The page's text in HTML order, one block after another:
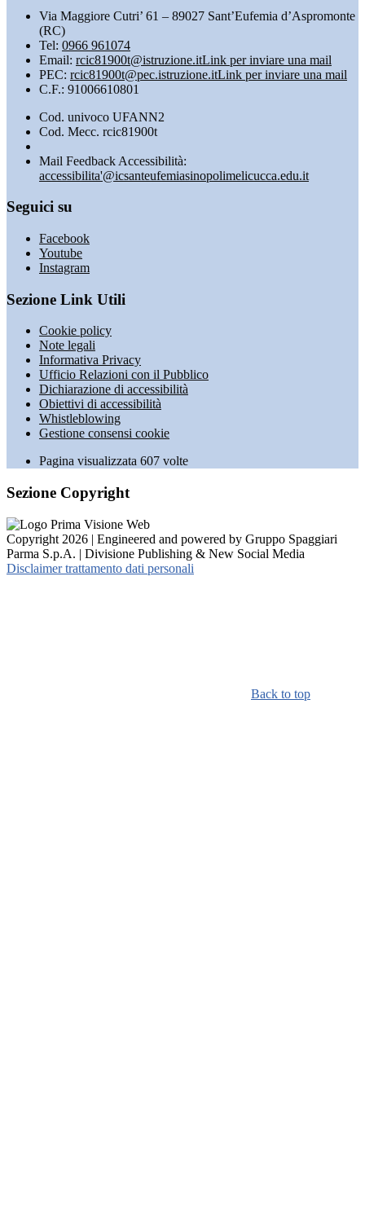
Via Maggiore Cutri’ 61 – 89027 Sant’Eufemia d’Aspromonte
(RC)
Tel: 0966 961074
Email: rcic81900t@istruzione.itLink per inviare una mail
PEC: rcic81900t@pec.istruzione.itLink per inviare una mail
C.F.: 91006610801
Cod. univoco UFANN2
Cod. Mecc. rcic81900t
Mail Feedback Accessibilità:
accessibilita'@icsanteufemiasinopolimelicucca.edu.it
Seguici su
Facebook
Youtube
Instagram
Sezione Link Utili
Cookie policy
Note legali
Informativa Privacy
Ufficio Relazioni con il Pubblico
Dichiarazione di accessibilità
Obiettivi di accessibilità
Whistleblowing
Gestione consensi cookie
Pagina visualizzata 607 volte
Sezione Copyright
Copyright 2026 | Engineered and powered by Gruppo Spaggiari
Parma S.p.A. | Divisione Publishing & New Social Media
Disclaimer trattamento dati personali
Back to top